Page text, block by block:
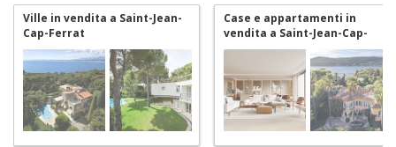
Ville in vendita a Saint-Jean-
Cap-Ferrat
Case e appartamenti in
vendita a Saint-Jean-Cap-
Ferrat